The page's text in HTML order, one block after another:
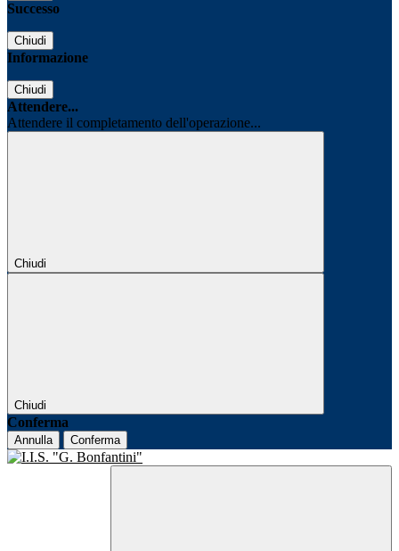
Successo
Chiudi
Informazione
Chiudi
Attendere...
Attendere il completamento dell'operazione...
Chiudi
Chiudi
Conferma
Annulla Conferma